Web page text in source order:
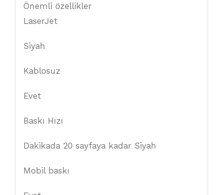
Önemli özellikler
LaserJet
Siyah
Kablosuz
Evet
Baskı Hızı
Dakikada 20 sayfaya kadar Siyah
Mobil baskı